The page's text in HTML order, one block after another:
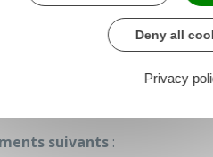
sur l'adoption, l'adoptant
souhaits, notamment le
suivants :
Deny all
Privacy